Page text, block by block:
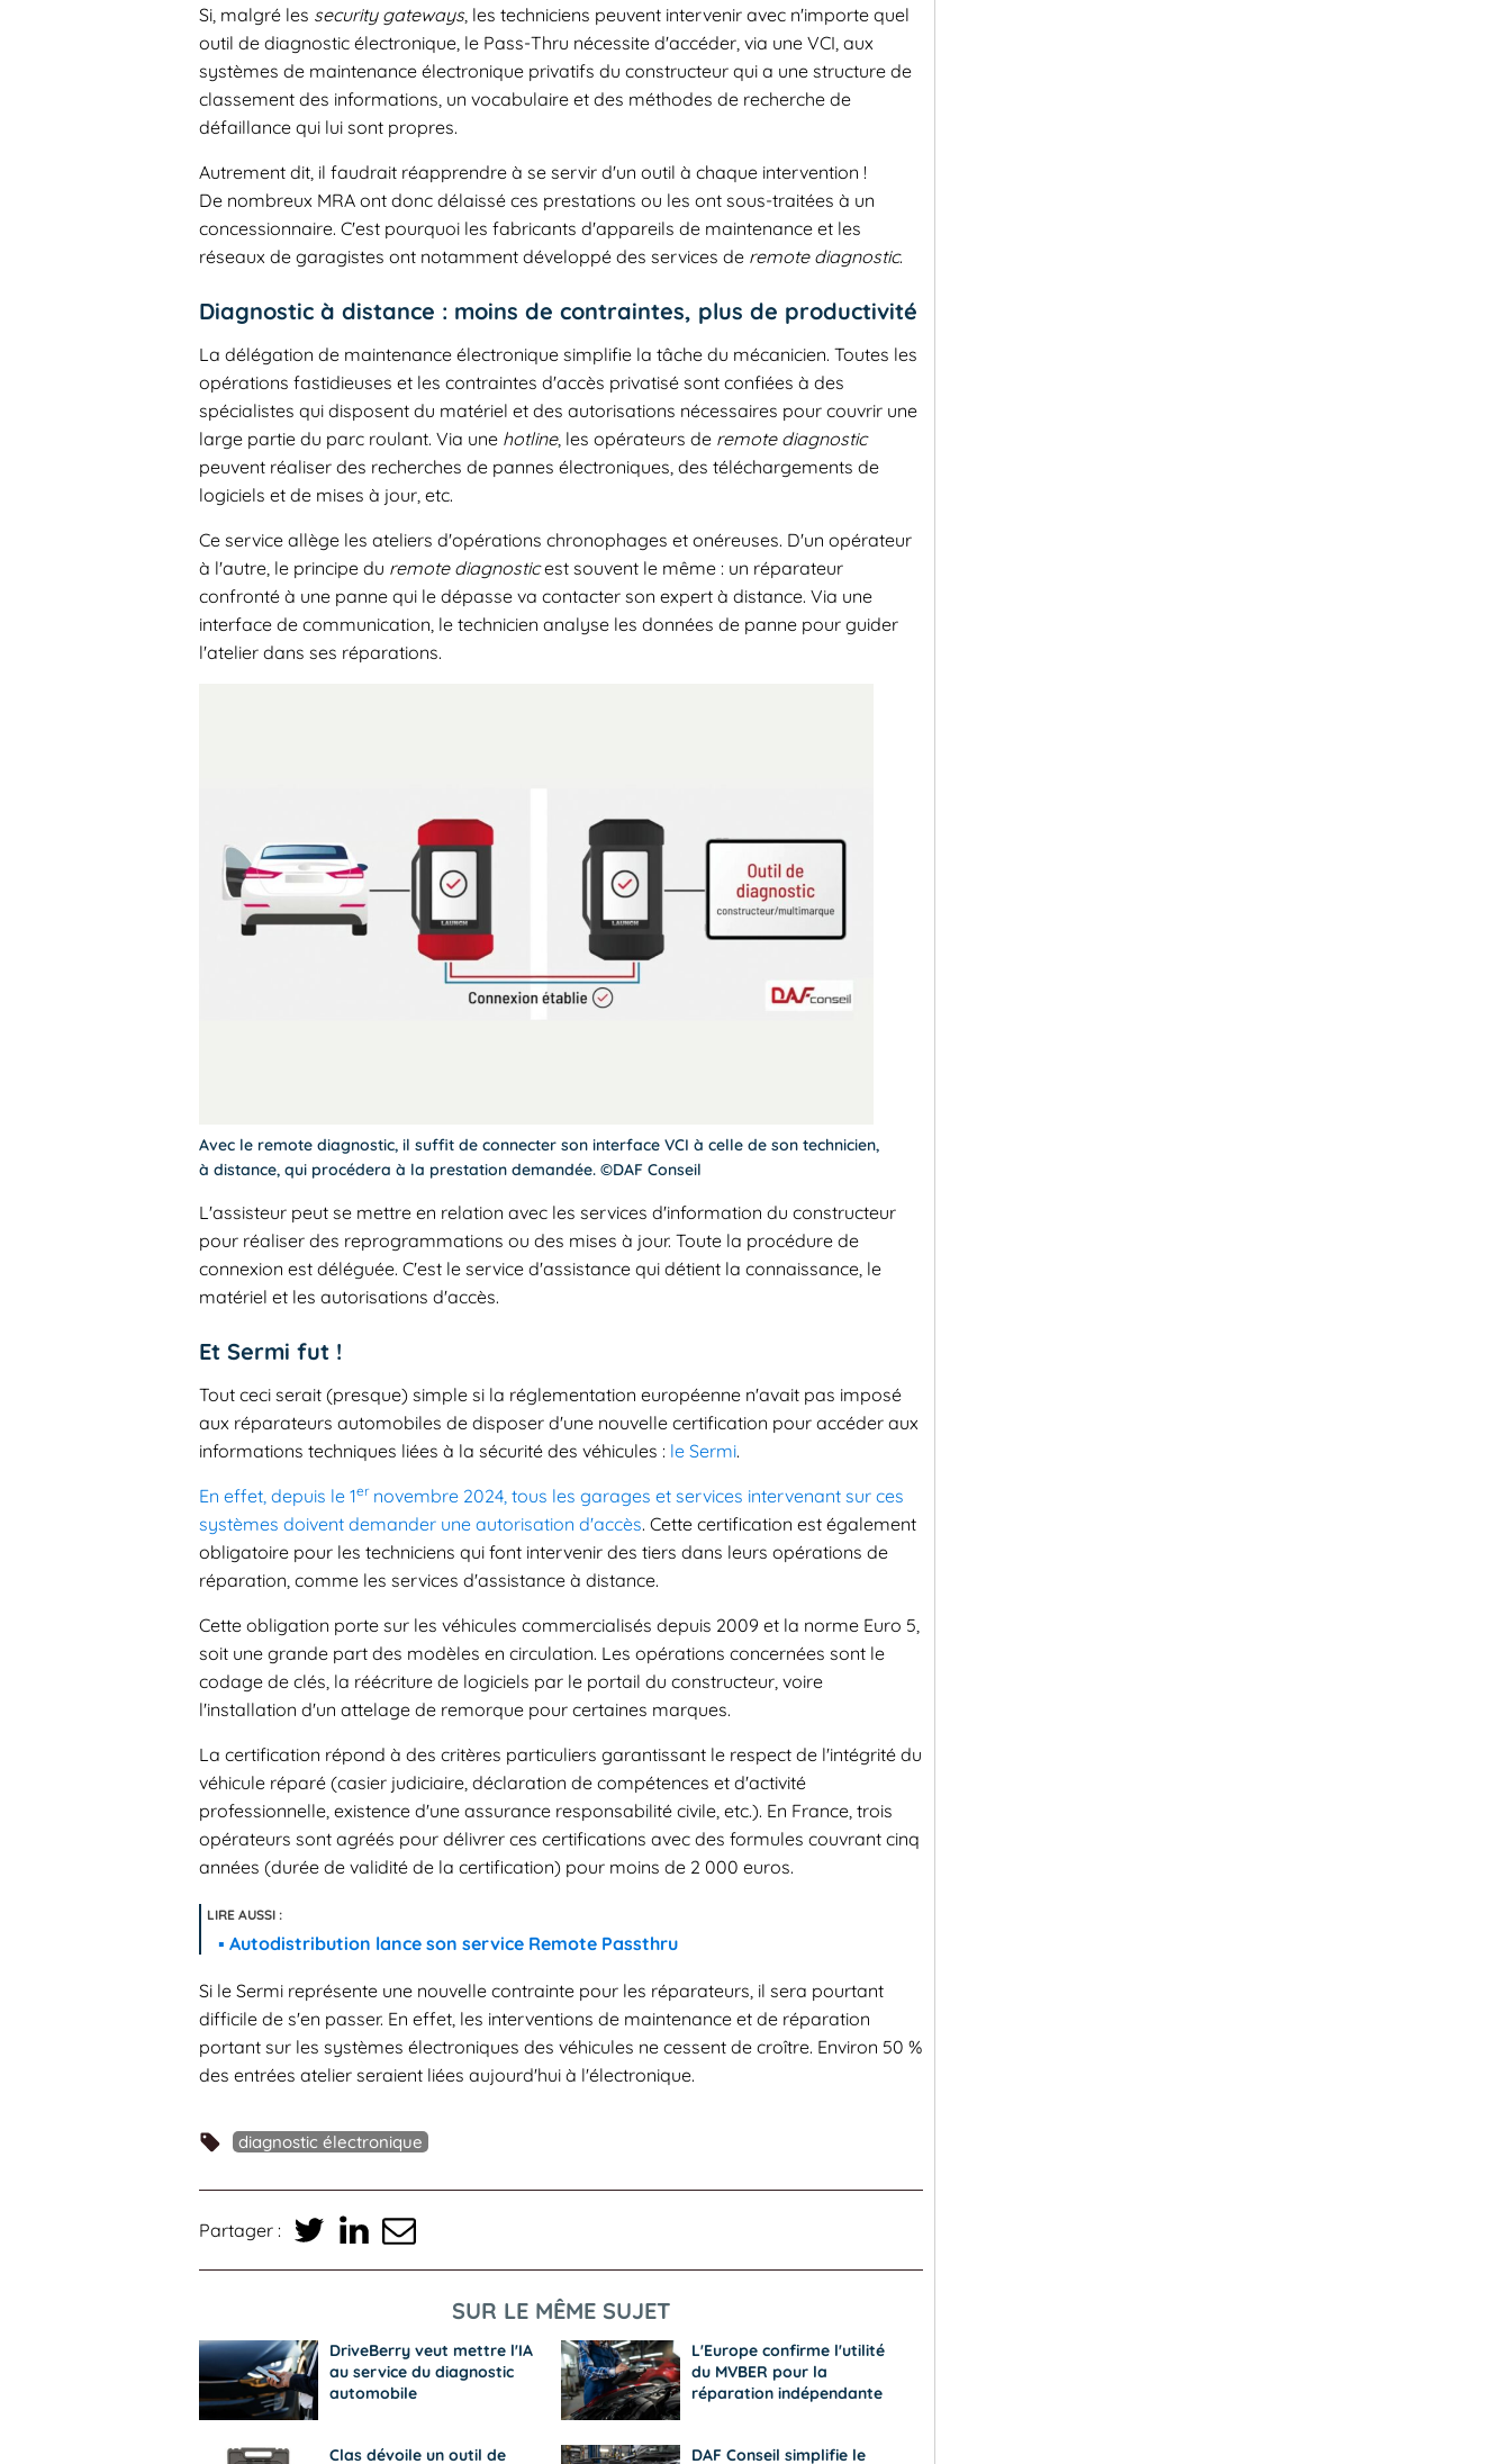
Si, malgré les security gateways, les techniciens peuvent intervenir avec n'importe quel
outil de diagnostic électronique, le Pass-Thru nécessite d'accéder, via une VCI, aux
systèmes de maintenance électronique privatifs du constructeur qui a une structure de
classement des informations, un vocabulaire et des méthodes de recherche de
défaillance qui lui sont propres.
Autrement dit, il faudrait réapprendre à se servir d'un outil à chaque intervention !
De nombreux MRA ont donc délaissé ces prestations ou les ont sous-traitées à un
concessionnaire. C'est pourquoi les fabricants d'appareils de maintenance et les
réseaux de garagistes ont notamment développé des services de remote diagnostic.
Diagnostic à distance : moins de contraintes, plus de productivité
La délégation de maintenance électronique simplifie la tâche du mécanicien. Toutes les
opérations fastidieuses et les contraintes d'accès privatisé sont confiées à des
spécialistes qui disposent du matériel et des autorisations nécessaires pour couvrir une
large partie du parc roulant. Via une hotline, les opérateurs de remote diagnostic
peuvent réaliser des recherches de pannes électroniques, des téléchargements de
logiciels et de mises à jour, etc.
Ce service allège les ateliers d'opérations chronophages et onéreuses. D'un opérateur
à l'autre, le principe du remote diagnosticest souvent le même : un réparateur
confronté à une panne qui le dépasse va contacter son expert à distance. Via une
interface de communication, le technicien analyse les données de panne pour guider
l'atelier dans ses réparations.
Avec le remote diagnostic, il suffit de connecter son interface VCI à celle de son technicien,
à distance, qui procédera à la prestation demandée. ©DAF Conseil
L'assisteur peut se mettre en relation avec les services d'information du constructeur
pour réaliser des reprogrammations ou des mises à jour. Toute la procédure de
connexion est déléguée. C'est le service d'assistance qui détient la connaissance, le
matériel et les autorisations d'accès.
Et Sermi fut !
Tout ceci serait (presque) simple si la réglementation européenne n'avait pas imposé
aux réparateurs automobiles de disposer d'une nouvelle certification pour accéder aux
informations techniques liées à la sécurité des véhicules : le Sermi.
En effet, depuis le 1er novembre 2024, tous les garages et services intervenant sur ces
systèmes doivent demander une autorisation d'accès. Cette certification est également
obligatoire pour les techniciens qui font intervenir des tiers dans leurs opérations de
réparation, comme les services d'assistance à distance.
Cette obligation porte sur les véhicules commercialisés depuis 2009 et la norme Euro 5,
soit une grande part des modèles en circulation. Les opérations concernées sont le
codage de clés, la réécriture de logiciels par le portail du constructeur, voire
l'installation d'un attelage de remorque pour certaines marques.
La certification répond à des critères particuliers garantissant le respect de l'intégrité du
véhicule réparé (casier judiciaire, déclaration de compétences et d'activité
professionnelle, existence d'une assurance responsabilité civile, etc.). En France, trois
opérateurs sont agréés pour délivrer ces certifications avec des formules couvrant cinq
années (durée de validité de la certification) pour moins de 2 000 euros.
Autodistribution lance son service Remote Passthru
Si le Sermi représente une nouvelle contrainte pour les réparateurs, il sera pourtant
difficile de s'en passer. En effet, les interventions de maintenance et de réparation
portant sur les systèmes électroniques des véhicules ne cessent de croître. Environ 50 %
des entrées atelier seraient liées aujourd'hui à l'électronique.
diagnostic électronique
Partager :
SUR LE MÊME SUJET
DriveBerry veut mettre l'IA
au service du diagnostic
automobile
L'Europe confirme l'utilité
du MVBER pour la
réparation indépendante
Clas dévoile un outil de DAF Conseil simplifie le